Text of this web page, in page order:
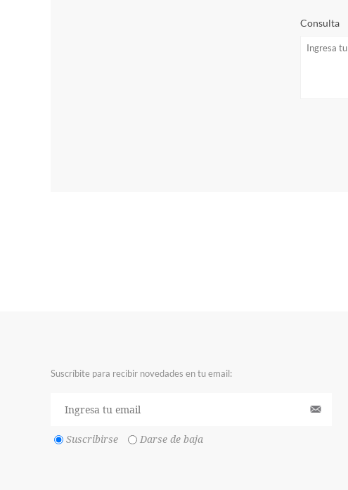
Consulta
Suscríbite para recibir novedades en tu email:
Suscribirse Darse de baja